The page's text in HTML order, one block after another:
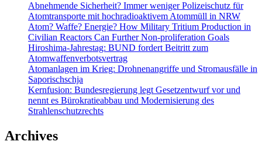
Abnehmende Sicherheit? Immer weniger Polizeischutz für
Atomtransporte mit hochradioaktivem Atommüll in NRW
Atom? Waffe? Energie? How Military Tritium Production in
Civilian Reactors Can Further Non-proliferation Goals
Hiroshima-Jahrestag: BUND fordert Beitritt zum
Atomwaffenverbotsvertrag
Atomanlagen im Krieg: Drohnenangriffe und Stromausfälle in
Saporischschja
Kernfusion: Bundesregierung legt Gesetzentwurf vor und
nennt es Bürokratieabbau und Modernisierung des
Strahlenschutzrechts
Archives